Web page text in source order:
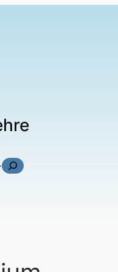
Suchen